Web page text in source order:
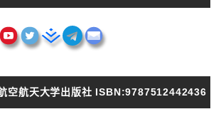
空航天大学出版社 ISBN:9787512442436